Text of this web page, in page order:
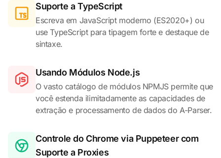
Suporte a TypeScript
Escreva em JavaScript moderno (ES2020+) ou
use TypeScript para tipagem forte e destaque de
sintaxe.
Usando Módulos Node.js
O vasto catálogo de módulos NPMJS permite que
você estenda ilimitadamente as capacidades de
extração e processamento de dados do A-Parser.
Controle do Chrome via Puppeteer com
Suporte a Proxies